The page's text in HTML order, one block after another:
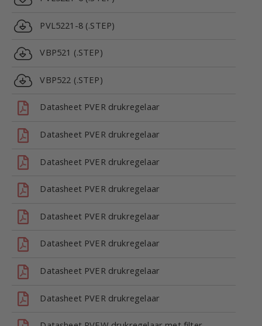
PVL5221-8 (.STEP)
VBP521 (.STEP)
VBP522 (.STEP)
Datasheet PVER drukregelaar
Datasheet PVER drukregelaar
Datasheet PVER drukregelaar
Datasheet PVER drukregelaar
Datasheet PVER drukregelaar
Datasheet PVER drukregelaar
Datasheet PVER drukregelaar
Datasheet PVER drukregelaar